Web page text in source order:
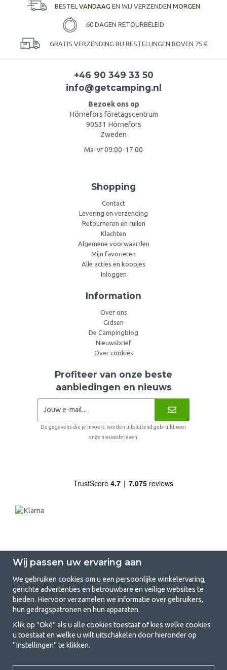
BESTEL VANDAAG EN WIJ VERZENDEN MORGEN
60 DAGEN RETOURBELEID
GRATIS VERZENDING BIJ BESTELLINGEN BOVEN 75 €
+46 90 349 33 50
info@getcamping.nl
Bezoek ons op
Hörnefors företagscentrum
90531 Hörnefors
Zweden
Ma-vr 09:00-17:00
Shopping
Contact
Levering en verzending
Retourneren en ruilen
Klachten
Algemene voorwaarden
Mijn favorieten
Alle acties en koopjes
Inloggen
Information
Over ons
Gidsen
De Campingblog
Nieuwsbrief
Over cookies
Profiteer van onze beste
aanbiedingen en nieuws
De gegevens die je invoert, worden uitsluitend gebruikt voor
onze nieuwsbrieven.
GetCamping.nl - Jouw winkel voor
kamperen en buitenleven
Kamperen kan een levensstijl zijn of een manier om het gezin samen te
brengen voor een gezamenlijk avontuur. Welke categorie je ook kiest,
bij ons vind je alles wat je nodig hebt aan kampeeraccessoires. Wij
bieden wij zeer scherpe prijzen voor familietenten, caravanluifels en alle
Wij passen uw ervaring aan
We gebruiken cookies om u een persoonlijke winkelervaring,
gerichte advertenties en betrouwbare en veilige websites te
bieden. Hiervoor verzamelen we informatie over gebruikers,
hun gedragspatronen en hun apparaten.
Klik op "Oké" als u alle cookies toestaat of kies welke cookies
u toestaat en welke u wilt uitschakelen door hieronder op
"Instellingen" te klikken.